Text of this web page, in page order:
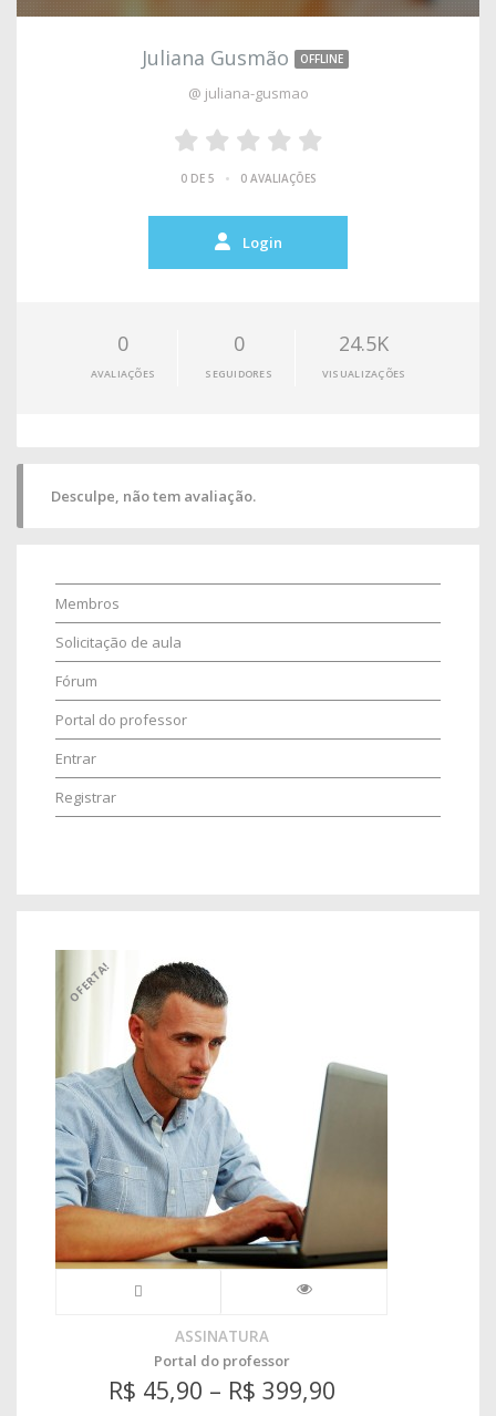
Juliana Gusmão OFFLINE
@ juliana-gusmao
0 DE 5 • 0 AVALIAÇÕES
Login
0
AVALIAÇÕES
0
SEGUIDORES
24.5K
VISUALIZAÇÕES
Desculpe, não tem avaliação.
Membros
Solicitação de aula
Fórum
Portal do professor
Entrar
Registrar
OFERTA!
ASSINATURA
Portal do professor
R$ 45,90 – R$ 399,90